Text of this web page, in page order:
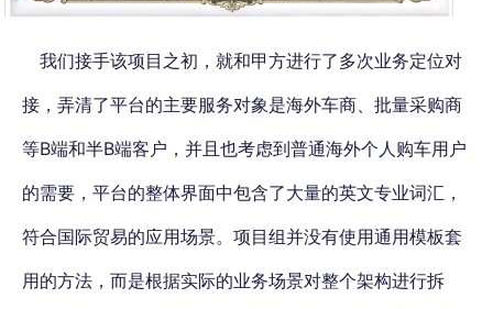
我们接手该项目之初，就和甲方进行了多次业务定位对
接，弄清了平台的主要服务对象是海外车商、批量采购商
等B端和半B端客户，并且也考虑到普通海外个人购车用户
的需要，平台的整体界面中包含了大量的英文专业词汇，
符合国际贸易的应用场景。项目组并没有使用通用模板套
用的方法，而是根据实际的业务场景对整个架构进行拆